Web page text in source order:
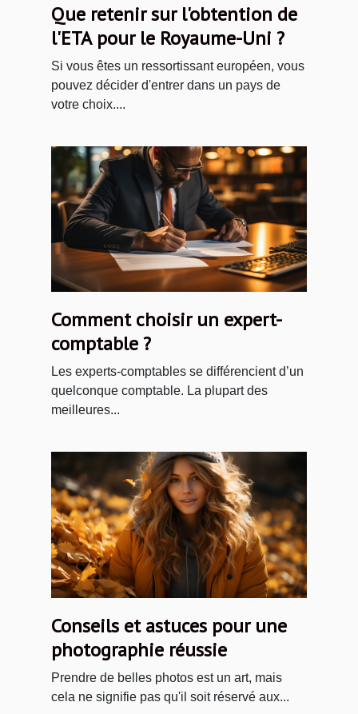
Que retenir sur l'obtention de
l'ETA pour le Royaume-Uni ?
Si vous êtes un ressortissant européen, vous
pouvez décider d'entrer dans un pays de
votre choix....
Comment choisir un expert-
comptable ?
Les experts-comptables se différencient d’un
quelconque comptable. La plupart des
meilleures...
Conseils et astuces pour une
photographie réussie
Prendre de belles photos est un art, mais
cela ne signifie pas qu'il soit réservé aux...